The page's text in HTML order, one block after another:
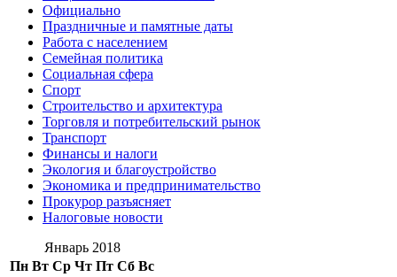
Официально
Праздничные и памятные даты
Работа с населением
Семейная политика
Социальная сфера
Спорт
Строительство и архитектура
Торговля и потребительский рынок
Транспорт
Финансы и налоги
Экология и благоустройство
Экономика и предпринимательство
Прокурор разъясняет
Налоговые новости
Январь 2018
Пн Вт Ср Чт Пт Сб Вс